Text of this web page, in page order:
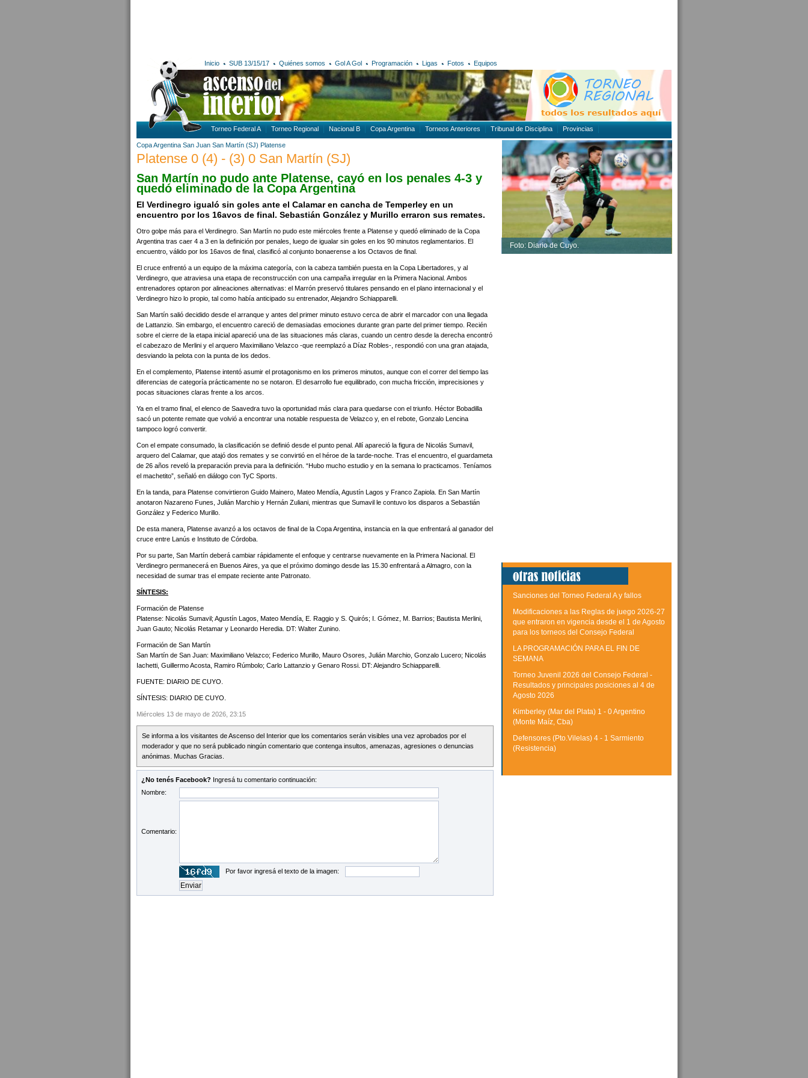
Inicio SUB 13/15/17 Quiénes somos Gol A Gol Programación Ligas Fotos Equipos
Torneo Federal A Torneo Regional Nacional B Copa Argentina Torneos Anteriores Tribunal de Disciplina Provincias
Copa Argentina San Juan San Martín (SJ) Platense
Platense 0 (4) - (3) 0 San Martín (SJ)
San Martín no pudo ante Platense, cayó en los penales 4-3 y
quedó eliminado de la Copa Argentina
El Verdinegro igualó sin goles ante el Calamar en cancha de Temperley en un
encuentro por los 16avos de final. Sebastián González y Murillo erraron sus remates.
Otro golpe más para el Verdinegro. San Martín no pudo este miércoles frente a Platense y quedó eliminado de la Copa
Argentina tras caer 4 a 3 en la definición por penales, luego de igualar sin goles en los 90 minutos reglamentarios. El
encuentro, válido por los 16avos de final, clasificó al conjunto bonaerense a los Octavos de final.
El cruce enfrentó a un equipo de la máxima categoría, con la cabeza también puesta en la Copa Libertadores, y al
Verdinegro, que atraviesa una etapa de reconstrucción con una campaña irregular en la Primera Nacional. Ambos
entrenadores optaron por alineaciones alternativas: el Marrón preservó titulares pensando en el plano internacional y el
Verdinegro hizo lo propio, tal como había anticipado su entrenador, Alejandro Schiapparelli.
San Martín salió decidido desde el arranque y antes del primer minuto estuvo cerca de abrir el marcador con una llegada
de Lattanzio. Sin embargo, el encuentro careció de demasiadas emociones durante gran parte del primer tiempo. Recién
sobre el cierre de la etapa inicial apareció una de las situaciones más claras, cuando un centro desde la derecha encontró
el cabezazo de Merlini y el arquero Maximiliano Velazco -que reemplazó a Díaz Robles-, respondió con una gran atajada,
desviando la pelota con la punta de los dedos.
En el complemento, Platense intentó asumir el protagonismo en los primeros minutos, aunque con el correr del tiempo las
diferencias de categoría prácticamente no se notaron. El desarrollo fue equilibrado, con mucha fricción, imprecisiones y
pocas situaciones claras frente a los arcos.
Ya en el tramo final, el elenco de Saavedra tuvo la oportunidad más clara para quedarse con el triunfo. Héctor Bobadilla
sacó un potente remate que volvió a encontrar una notable respuesta de Velazco y, en el rebote, Gonzalo Lencina
tampoco logró convertir.
Con el empate consumado, la clasificación se definió desde el punto penal. Allí apareció la figura de Nicolás Sumavil,
arquero del Calamar, que atajó dos remates y se convirtió en el héroe de la tarde-noche. Tras el encuentro, el guardameta
de 26 años reveló la preparación previa para la definición. “Hubo mucho estudio y en la semana lo practicamos. Teníamos
el machetito”, señaló en diálogo con TyC Sports.
En la tanda, para Platense convirtieron Guido Mainero, Mateo Mendía, Agustín Lagos y Franco Zapiola. En San Martín
anotaron Nazareno Funes, Julián Marchio y Hernán Zuliani, mientras que Sumavil le contuvo los disparos a Sebastián
González y Federico Murillo.
De esta manera, Platense avanzó a los octavos de final de la Copa Argentina, instancia en la que enfrentará al ganador del
cruce entre Lanús e Instituto de Córdoba.
Por su parte, San Martín deberá cambiar rápidamente el enfoque y centrarse nuevamente en la Primera Nacional. El
Verdinegro permanecerá en Buenos Aires, ya que el próximo domingo desde las 15.30 enfrentará a Almagro, con la
necesidad de sumar tras el empate reciente ante Patronato.
SÍNTESIS:
Formación de Platense
Platense: Nicolás Sumavil; Agustín Lagos, Mateo Mendía, E. Raggio y S. Quirós; I. Gómez, M. Barrios; Bautista Merlini,
Juan Gauto; Nicolás Retamar y Leonardo Heredia. DT: Walter Zunino.
Formación de San Martín
San Martín de San Juan: Maximiliano Velazco; Federico Murillo, Mauro Osores, Julián Marchio, Gonzalo Lucero; Nicolás
Iachetti, Guillermo Acosta, Ramiro Rúmbolo; Carlo Lattanzio y Genaro Rossi. DT: Alejandro Schiapparelli.
FUENTE: DIARIO DE CUYO.
SÍNTESIS: DIARIO DE CUYO.
Miércoles 13 de mayo de 2026, 23:15
Se informa a los visitantes de Ascenso del Interior que los comentarios serán visibles una vez aprobados por el
moderador y que no será publicado ningún comentario que contenga insultos, amenazas, agresiones o denuncias
anónimas. Muchas Gracias.
¿No tenés Facebook? Ingresá tu comentario continuación:
Nombre:
Comentario:
Por favor ingresá el texto de la imagen:
Foto: Diario de Cuyo.
Sanciones del Torneo Federal A y fallos
Modificaciones a las Reglas de juego 2026-27
que entraron en vigencia desde el 1 de Agosto
para los torneos del Consejo Federal
LA PROGRAMACIÓN PARA EL FIN DE
SEMANA
Torneo Juvenil 2026 del Consejo Federal -
Resultados y principales posiciones al 4 de
Agosto 2026
Kimberley (Mar del Plata) 1 - 0 Argentino
(Monte Maíz, Cba)
Defensores (Pto.Vilelas) 4 - 1 Sarmiento
(Resistencia)